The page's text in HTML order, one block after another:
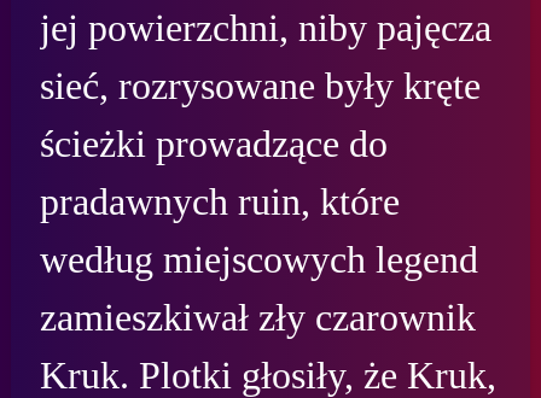
jej powierzchni, niby pajęcza
sieć, rozrysowane były kręte
ścieżki prowadzące do
pradawnych ruin, które
według miejscowych legend
zamieszkiwał zły czarownik
Kruk. Plotki głosiły, że Kruk,